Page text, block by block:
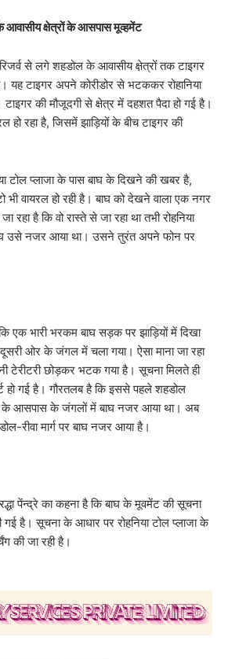
आवासीय क्षेत्रों के आसपास मूव्हमेंट
से लगे शहडोल के आवासीय क्षे़त्रों तक टाइगर
यह टाइगर अपने कोरीडोर से भटककर रोहानिया
की मौजूदगी से क्षेत्र में दहशत पैदा हो गई है।
हो रहा है, जिसमें झाड़ियों के बीच टाइगर की
टोल प्लाजा के पास बाघ के दिखने की खबर है,
भी वायरल हो रही है। बाघ को देखने वाला एक नगर
रहा है कि वो रास्ते से जा रहा था तभी रोहनिया
उसे नजर आया था। उसने तुरंत अपने फोन पर
कि एक भारी भरकम बाघ सड़क पर झाड़ियों में दिखा
ओर के जंगल में चला गया। ऐसा माना जा रहा
टेरीटरी छोड़कर भटक गया है। सूचना मिलते ही
हो गई है। गौरतलब है कि इससे पहले शहडोल
के आसपास के जंगलों में बाघ नजर आया था। अब
रीवा मार्ग पर बाघ नजर आया है।
पेंन्द्रे का कहना है कि बाघ के मूवमेंट की सूचना
गई है। सूचना के आधार पर रोहनिया टोल प्लाजा के
की जा रही है।